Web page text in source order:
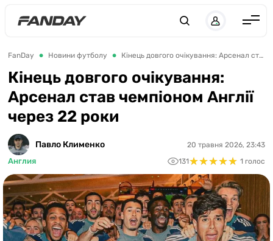
Іспанія
Німеччина
Франція
Україна
ЛЧ
ЛЕ
ЧЕ-2028
FanDay Новини футболу Кінець довгого очікування: Арсенал став чемпіоном Англії через 22 роки
Кінець довгого очікування:
Арсенал став чемпіоном Англії
через 22 роки
Павло Клименко
Англия
20 травня 2026, 23:43
131★★★★★
★★★★★ 1 голос